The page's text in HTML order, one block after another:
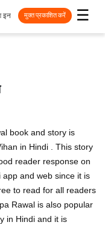
☰
इन मुक्त प्रकाशित करें
book and story is
in Hindi . This story
reader response on
app and web since it is
to read for all readers
Rawal is also popular
in Hindi and it is